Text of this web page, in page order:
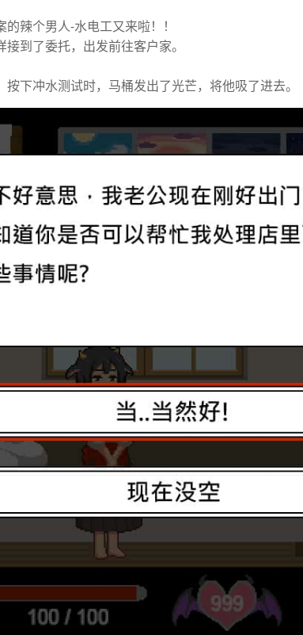
的辣个男人-水电工又来啦！！
到了委托，出发前往客户家。
下冲水测试时，马桶发出了光芒，将他吸了进去。